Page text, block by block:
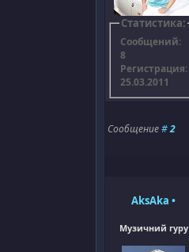
Статистика:
Сообщений:
8
Регистрация:
25.03.2011
Сообщение#2
AksAka •
Музичний гуру